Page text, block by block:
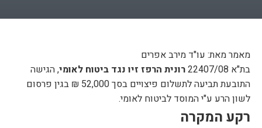
מאמר מאת: עו"ד מירב אפרים
בת"א 22407/08
רונית הרפז זיו נגד ביטוח לאומי, הגישה
התובעת תביעה לתשלום פיצויים בסך 52,000 ₪ בגין פרסום
לשון הרע ע"י המוסד לביטוח לאומי.
רקע המקרה